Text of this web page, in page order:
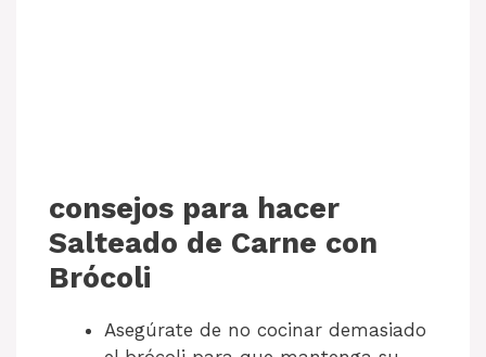
consejos para hacer
Salteado de Carne con
Brócoli
Asegúrate de no cocinar demasiado